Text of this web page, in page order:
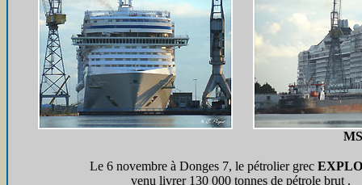
Le 6 novembre à Donges 7, le pétrolier grec
venu livrer 130 000 tonnes de pétrole brut .